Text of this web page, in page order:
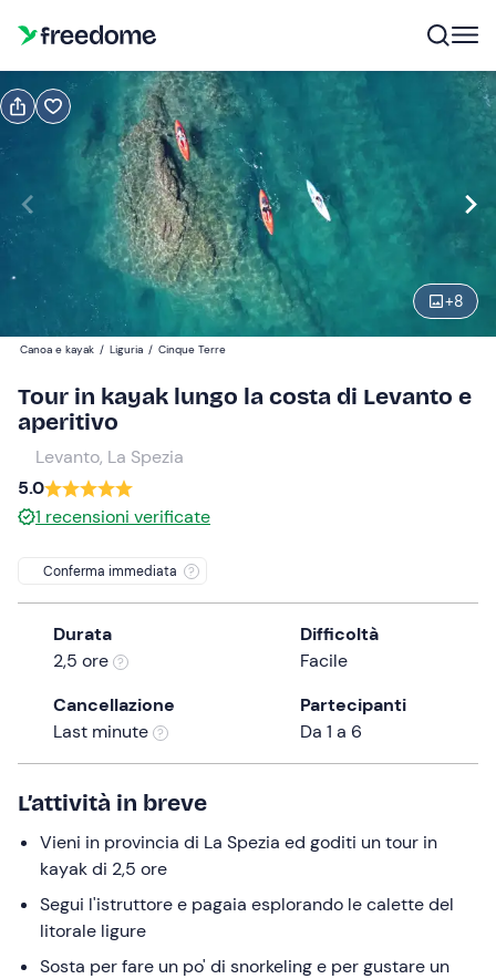
+8
Prenota
Navigate
forward
interact
with
the
calendar
and
select
date.
Press
the
mark
key
keyboard
shortcuts
for
dates.
09:30
Partecipanti
75 €
1
Canoa e kayak / Liguria / Cinque Terre
Tour in kayak lungo la costa di Levanto e
aperitivo
Levanto, La Spezia
5.0
1 recensioni verificate
Conferma immediata
Durata
2,5 ore
Difficoltà
Facile
Cancellazione
Last minute
Partecipanti
Da 1 a 6
L’attività in breve
Vieni in provincia di La Spezia ed goditi un tour in
kayak di 2,5 ore
Segui l'istruttore e pagaia esplorando le calette del
litorale ligure
Sosta per fare un po' di snorkeling e per gustare un